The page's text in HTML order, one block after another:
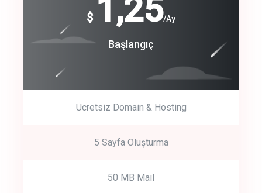
$ 1,25/Ay
Başlangıç
Ücretsiz Domain & Hosting
5 Sayfa Oluşturma
50 MB Mail
Basic